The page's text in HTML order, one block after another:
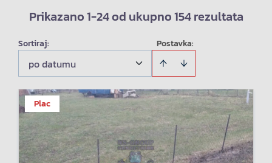
Prikazano 1-24 od ukupno 154 rezultata
Postavka:
Sortiraj:
po datumu
Plac